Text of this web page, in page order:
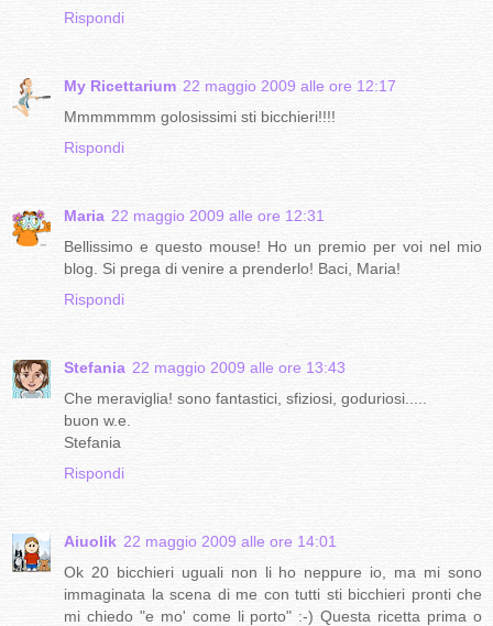
Rispondi
My Ricettarium 22 maggio 2009 alle ore 12:17
Mmmmmmm golosissimi sti bicchieri!!!!
Rispondi
Maria 22 maggio 2009 alle ore 12:31
Bellissimo e questo mouse! Ho un premio per voi nel mio
blog. Si prega di venire a prenderlo! Baci, Maria!
Rispondi
Stefania 22 maggio 2009 alle ore 13:43
Che meraviglia! sono fantastici, sfiziosi, goduriosi.....
buon w.e.
Stefania
Rispondi
Aiuolik 22 maggio 2009 alle ore 14:01
Ok 20 bicchieri uguali non li ho neppure io, ma mi sono
immaginata la scena di me con tutti sti bicchieri pronti che
mi chiedo "e mo' come li porto" :-) Questa ricetta prima o